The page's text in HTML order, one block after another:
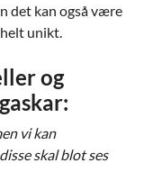
det kan også være
unikt.
og
vi kan
skal blot ses